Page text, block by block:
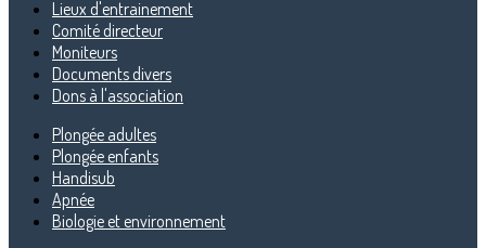
Lieux d'entrainement
Comité directeur
Moniteurs
Documents divers
Dons à l'association
Plongée adultes
Plongée enfants
Handisub
Apnée
Biologie et environnement